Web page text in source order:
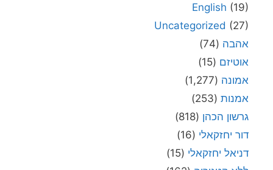
English (19)
Uncategorized (27)
אהבה (74)
אוטיזם (15)
אמונה (1,277)
אמנות (253)
גרשון הכהן (818)
דור יחזקאלי (16)
דניאל יחזקאלי (15)